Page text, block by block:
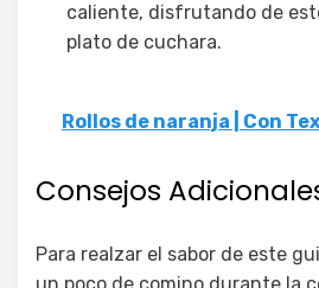
caliente, disfrutando de
plato de cuchara.
Rollos de naranja | Con
Consejos
Para realzar el sabor de este